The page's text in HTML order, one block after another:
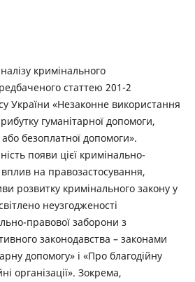
кримінального
статтею 201-2
України «Незаконне використання
гуманітарної допомоги,
безоплатної допомоги».
появи цієї кримінально-
вплив на правозастосування,
розвитку кримінального закону у
неузгодженості
правової заборони з
законодавства – законами
допомогу» і «Про благодійну
організації». Зокрема,